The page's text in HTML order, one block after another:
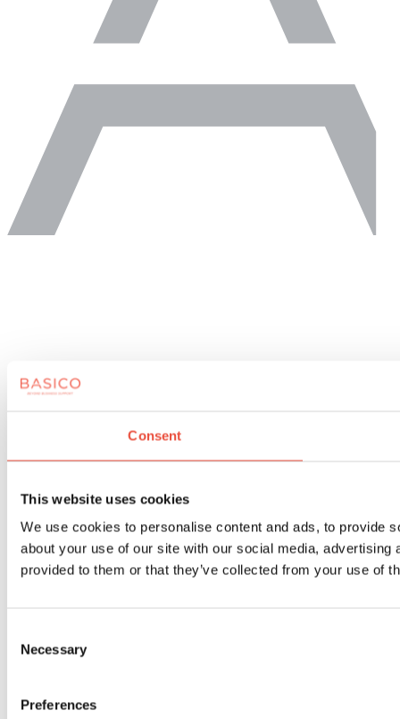
Consent
This website uses cookies
We use cookies to personalise content and ads, to provide
about your use of our site with our social media,
provided to them or that they’ve collected from your use of
Selection
Necessary
Preferences